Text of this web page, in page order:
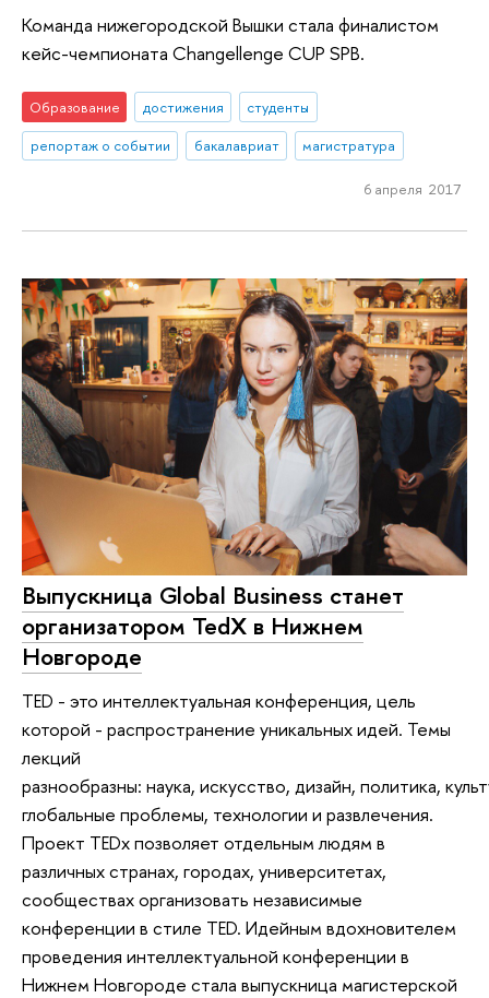
Команда нижегородской Вышки стала финалистом
кейс-чемпионата Changellenge CUP SPB.
Образование достижения
студенты
репортаж о событии
бакалавриат магистратура
6 апреля 2017
Выпускница Global Business станет
организатором TedX в Нижнем
Новгороде
TED - это интеллектуальная конференция, цель
которой - распространение уникальных идей. Темы
лекций
разнообразны: наука, искусство, дизайн, политика,
глобальные проблемы, технологии и развлечения.
Проект TEDx позволяет отдельным людям в
различных странах, городах, университетах,
сообществах организовать независимые
конференции в стиле TED. Идейным вдохновителем
проведения интеллектуальной конференции в
Нижнем Новгороде стала выпускница магистерской